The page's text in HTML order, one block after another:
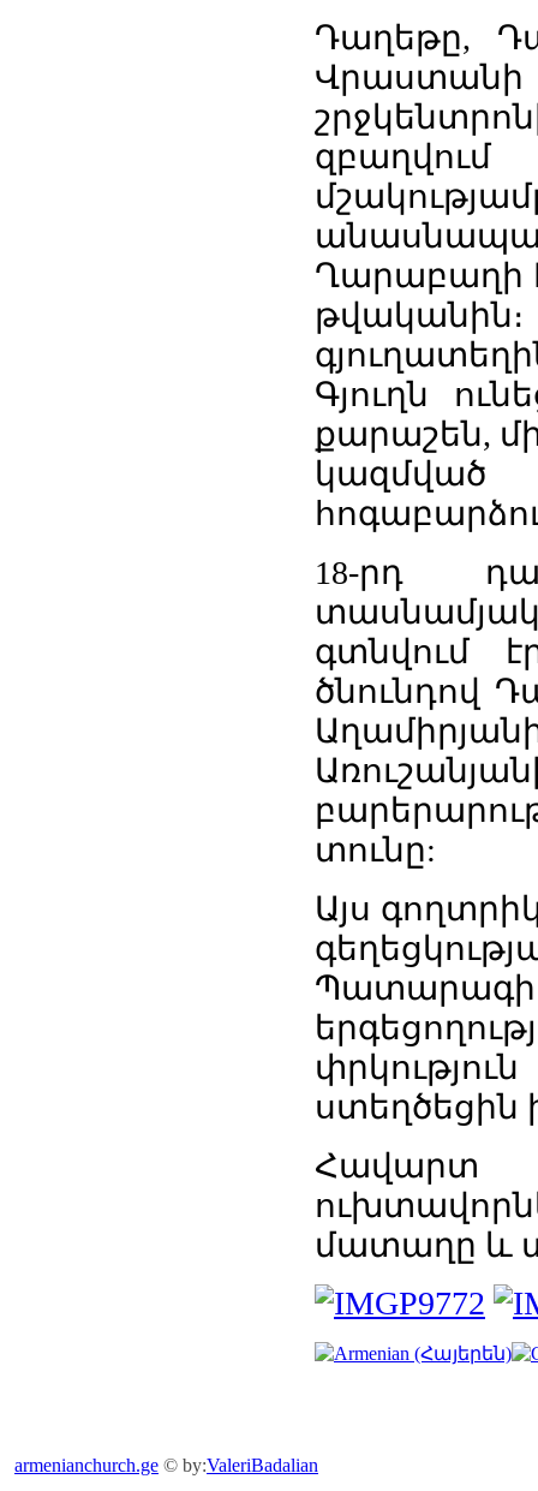
Դաղեթը,
Ղարաբաղի
Գյուղն
քարաշեն,
18-րդ
գտնվում
ծնունդով
տունը:
Այս
ստեղծեցին
մատաղը և
armenianchurch.ge © by:ValeriBadalian